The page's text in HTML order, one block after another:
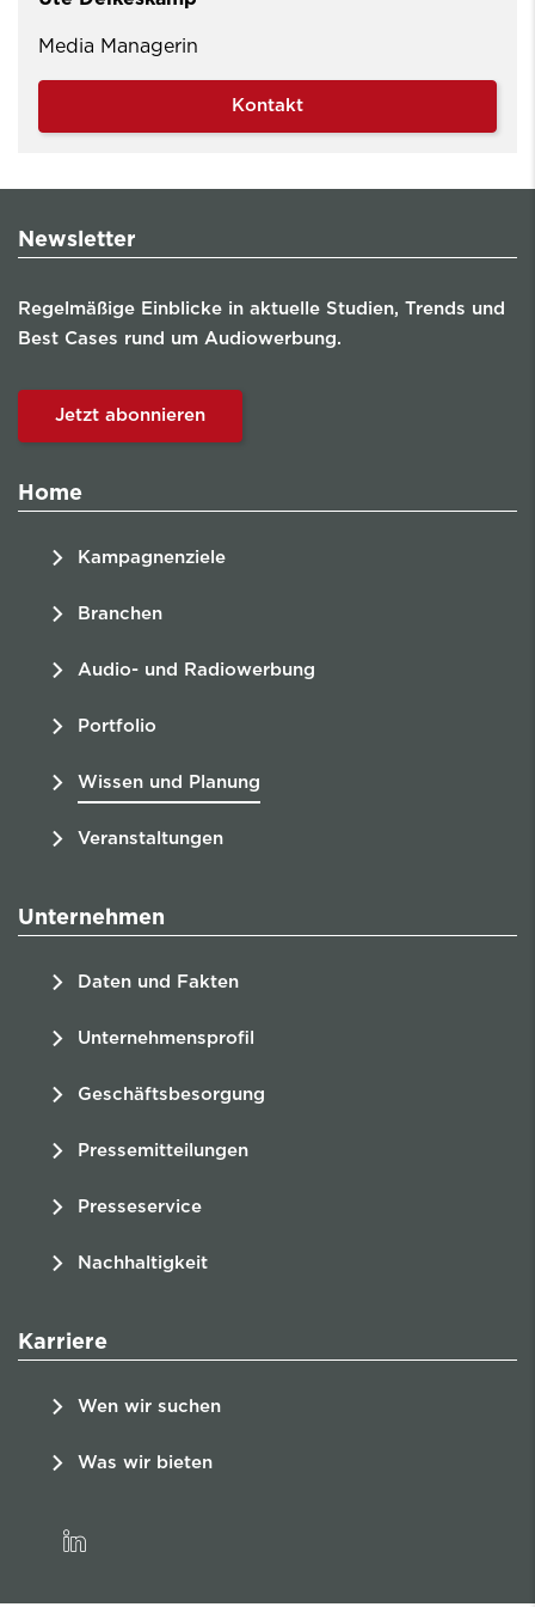
Media Managerin
Kontakt
Newsletter
Regelmäßige Einblicke in aktuelle Studien, Trends und
Best Cases rund um Audiowerbung.
Jetzt abonnieren
Home
Kampagnenziele
Branchen
Audio- und Radiowerbung
Portfolio
Wissen und Planung
Veranstaltungen
Unternehmen
Daten und Fakten
Unternehmensprofil
Geschäftsbesorgung
Pressemitteilungen
Presseservice
Nachhaltigkeit
Karriere
Wen wir suchen
Was wir bieten
linkedin